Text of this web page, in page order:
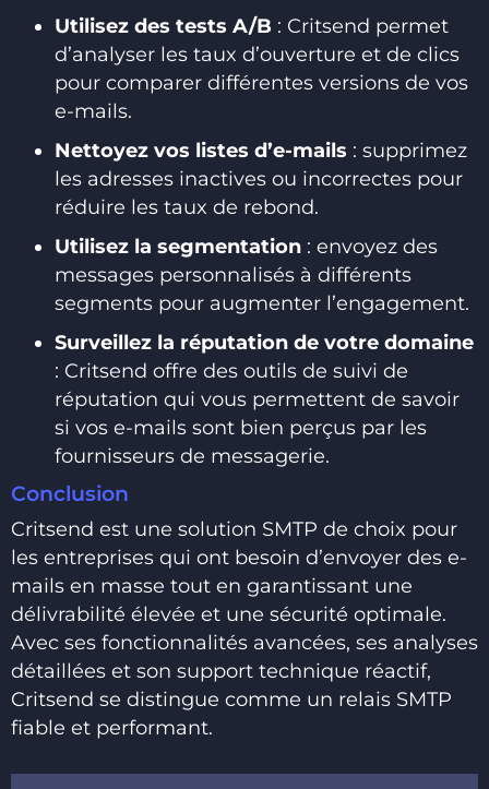
Utilisez des tests A/B : Critsend permet
d’analyser les taux d’ouverture et de clics
pour comparer différentes versions de vos
e-mails.
Nettoyez vos listes d’e-mails : supprimez
les adresses inactives ou incorrectes pour
réduire les taux de rebond.
Utilisez la segmentation : envoyez des
messages personnalisés à différents
segments pour augmenter l’engagement.
Surveillez la réputation de votre domaine
: Critsend offre des outils de suivi de
réputation qui vous permettent de savoir
si vos e-mails sont bien perçus par les
fournisseurs de messagerie.
Conclusion
Critsend est une solution SMTP de choix pour
les entreprises qui ont besoin d’envoyer des e-
mails en masse tout en garantissant une
délivrabilité élevée et une sécurité optimale.
Avec ses fonctionnalités avancées, ses analyses
détaillées et son support technique réactif,
Critsend se distingue comme un relais SMTP
fiable et performant.